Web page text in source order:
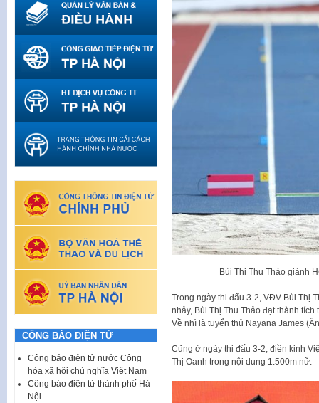
Bùi Thị Thu Thảo giành
Trong ngày thi đấu 3-2, VĐV Bùi Thị
nhảy, Bùi Thị Thu Thảo đạt thành
Về nhì là tuyển thủ Nayana James
Cũng ở ngày thi đấu 3-2, điền kinh
Thị Oanh trong nội dung 1.500m nữ.
CÔNG BÁO ĐIỆN TỬ
Công báo điện tử nước Cộng
hòa xã hội chủ nghĩa Việt Nam
Công báo điện tử thành phố Hà
Nội